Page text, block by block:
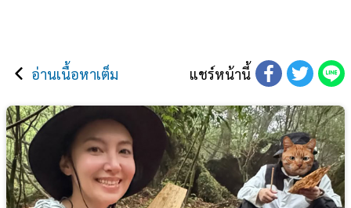
อ่านเนื้อหาเต็ม แชร์หน้านี้